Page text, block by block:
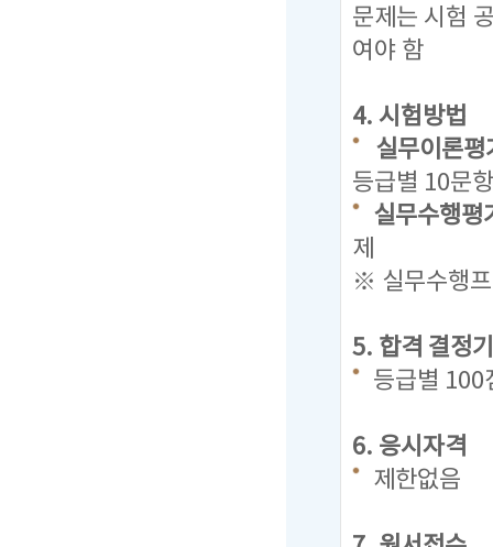
문제는 시험
여야 함
4. 시험방법
실무이론
등급별 10문
실무수행
제
※ 실무수행
5. 합격 결정
등급별 100
6. 응시자격
제한없음